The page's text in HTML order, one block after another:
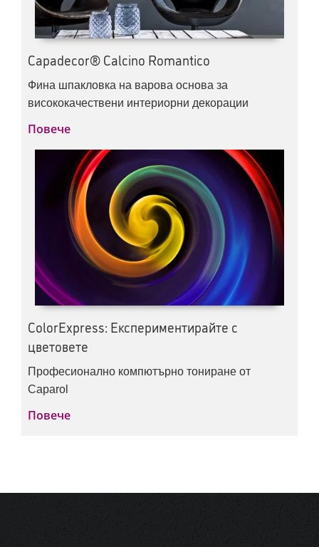
Capadecor® Calcino Romantico
Фина шпакловка на варова основа за
висококачествени интериорни декорации
Повече
ColorExpress: Експериментирайте с
цветовете
Професионално компютърно тониране от
Caparol
Повече